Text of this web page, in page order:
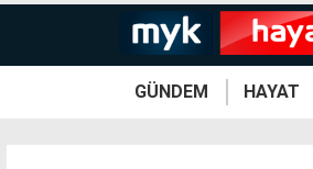
GÜNDEM HAYAT